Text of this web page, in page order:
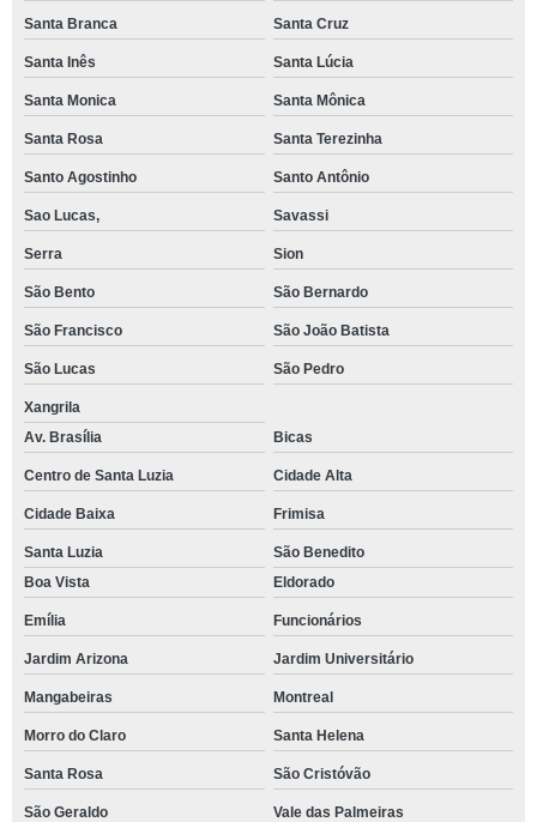
Santa Branca Santa Cruz
Santa Inês Santa Lúcia
Santa Monica Santa Mônica
Santa Rosa Santa Terezinha
Santo Agostinho Santo Antônio
Sao Lucas, Savassi
Serra Sion
São Bento São Bernardo
São Francisco São João Batista
São Lucas São Pedro
Xangrila
Av. Brasília
Bicas
Centro de Santa Luzia Cidade Alta
Cidade Baixa Frimisa
Santa Luzia
São Benedito
Boa Vista
Eldorado
Emília Funcionários
Jardim Arizona Jardim Universitário
Mangabeiras Montreal
Morro do Claro Santa Helena
Santa Rosa São Cristóvão
São Geraldo Vale das Palmeiras